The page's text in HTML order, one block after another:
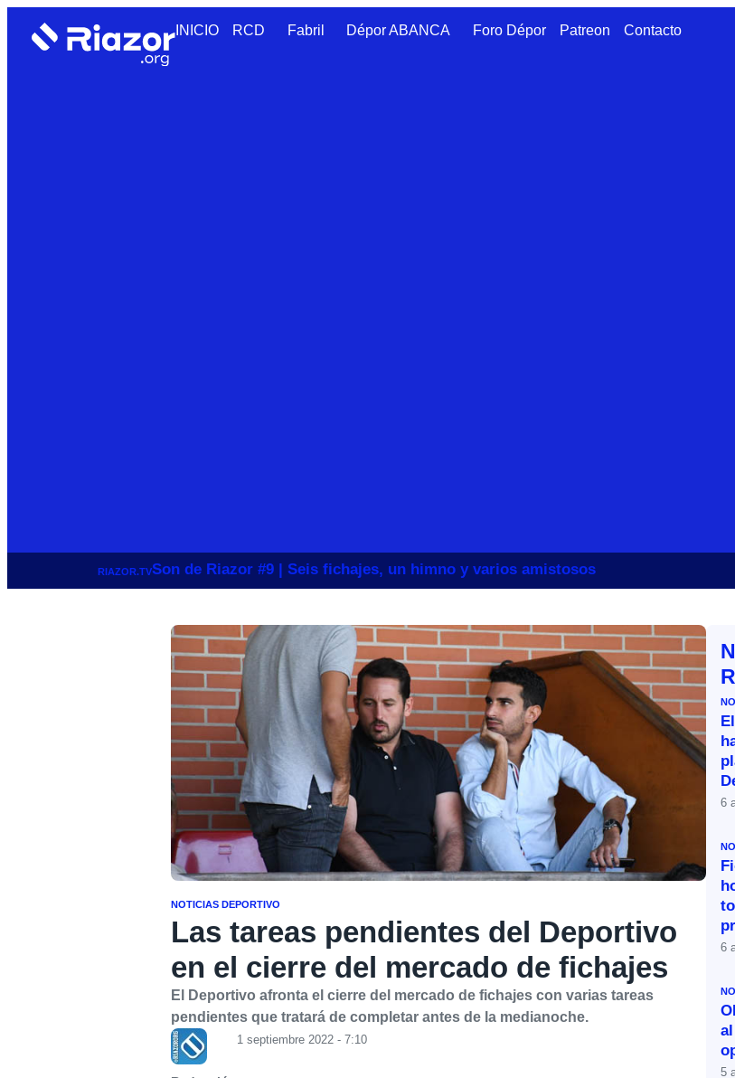
INICIO RCD Fabril Dépor ABANCA Foro Dépor Patreon Contacto
RIAZOR.TVSon de Riazor #9 | Seis fichajes, un himno y varios amistosos
NOTICIAS DEPORTIVO
Las tareas pendientes del Deportivo
en el cierre del mercado de fichajes
El Deportivo afronta el cierre del mercado de fichajes con varias tareas
pendientes que tratará de completar antes de la medianoche.
1 septiembre 2022 - 7:10
6
6
5